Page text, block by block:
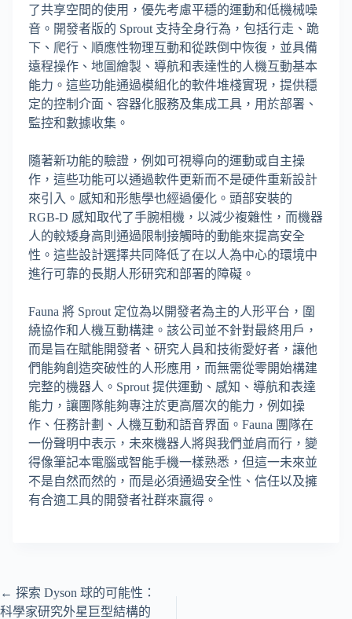
了共享空間的使用，優先考慮平穩的運動和低機械噪
音。開發者版的 Sprout 支持全身行為，包括行走、跪
下、爬行、順應性物理互動和從跌倒中恢復，並具備
遠程操作、地圖繪製、導航和表達性的人機互動基本
能力。這些功能通過模組化的軟件堆棧實現，提供穩
定的控制介面、容器化服務及集成工具，用於部署、
監控和數據收集。
隨著新功能的驗證，例如可視導向的運動或自主操
作，這些功能可以通過軟件更新而不是硬件重新設計
來引入。感知和形態學也經過優化。頭部安裝的
RGB-D 感知取代了手腕相機，以減少複雜性，而機器
人的較矮身高則通過限制接觸時的動能來提高安全
性。這些設計選擇共同降低了在以人為中心的環境中
進行可靠的長期人形研究和部署的障礙。
Fauna 將 Sprout 定位為以開發者為主的人形平台，圍
繞協作和人機互動構建。該公司並不針對最終用戶，
而是旨在賦能開發者、研究人員和技術愛好者，讓他
們能夠創造突破性的人形應用，而無需從零開始構建
完整的機器人。Sprout 提供運動、感知、導航和表達
能力，讓團隊能夠專注於更高層次的能力，例如操
作、任務計劃、人機互動和語音界面。Fauna 團隊在
一份聲明中表示，未來機器人將與我們並肩而行，變
得像筆記本電腦或智能手機一樣熟悉，但這一未來並
不是自然而然的，而是必須通過安全性、信任以及擁
有合適工具的開發者社群來贏得。
← 探索 Dyson 球的可能性：
科學家研究外星巨型結構的